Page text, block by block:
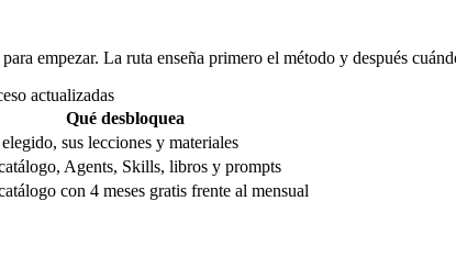
empezar. La ruta enseña primero el método y después
actualizadas
Qué desbloquea
sus lecciones y materiales
Agents, Skills, libros y prompts
con 4 meses gratis frente al mensual